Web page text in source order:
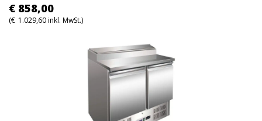
€ 858,00
(€ 1.029,60inkl. MwSt.)